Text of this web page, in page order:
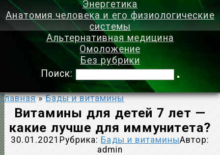
Энергетика
Анатомия человека и его физиологические
системы
Альтернативная медицина
Омоложение
Без рубрики
Поиск:
Главная » Бады и витамины
Витамины для детей 7 лет —
какие лучше для иммунитета?
30.01.2021 Рубрика: Бады и витаминыАвтор:
admin